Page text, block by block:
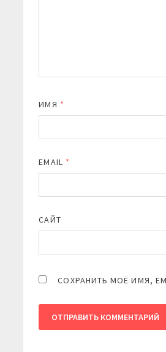
ИМЯ *
EMAIL *
САЙТ
СОХРАНИТЬ МОЁ ИМЯ,